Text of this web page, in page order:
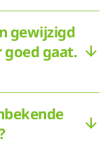
gewijzigd
gaat.